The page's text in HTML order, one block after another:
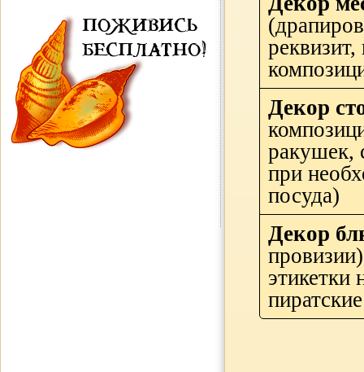
ПОЖИВИСЬ
БЕСПЛАТНО!
Декор
ракушек,
при
посуда)
Декор
этикетки